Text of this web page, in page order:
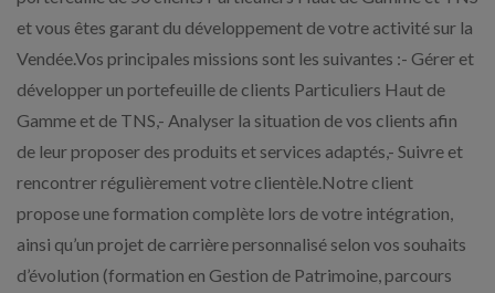
et vous êtes garant du développement de votre activité sur la
Vendée.Vos principales missions sont les suivantes :- Gérer et
développer un portefeuille de clients Particuliers Haut de
Gamme et de TNS,- Analyser la situation de vos clients afin
de leur proposer des produits et services adaptés,- Suivre et
rencontrer régulièrement votre clientèle.Notre client
propose une formation complète lors de votre intégration,
ainsi qu’un projet de carrière personnalisé selon vos souhaits
d’évolution (formation en Gestion de Patrimoine, parcours